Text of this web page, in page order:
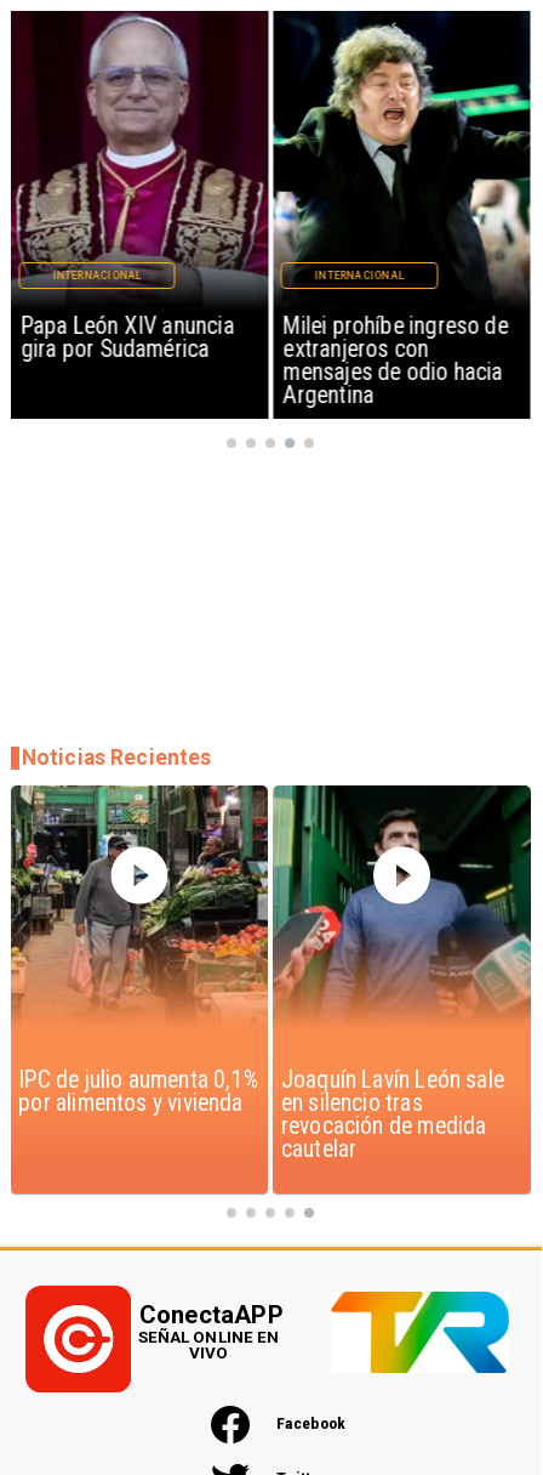
Milei prohíbe ingreso de
extranjeros con
INTERNACIONAL
Joven chileno muere
escalando montaña más
alta de Perú
INTERNACIONAL
IPC de julio aumenta 0,1%
por alimentos y vivienda
Joaquín Lavín León sale
en silencio tras
revocación de medida
cautelar
Noticias Recientes
Facebook
ConectaAPP
SEÑAL ONLINE EN
VIVO